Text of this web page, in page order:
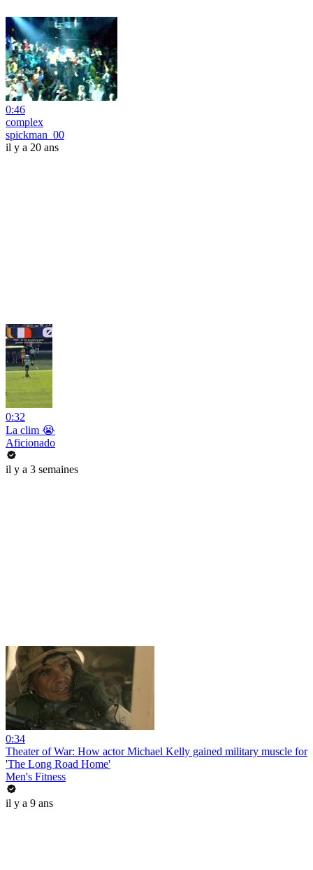
0:46
complex
spickman_00
il y a 20 ans
0:32
La clim 😭
Aficionado
il y a 3 semaines
0:34
Theater of War: How actor Michael Kelly gained military muscle for
'The Long Road Home'
Men's Fitness
il y a 9 ans